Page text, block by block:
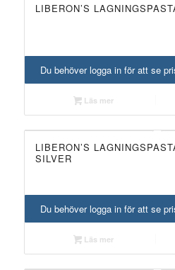
LIBERON’S
Du behöver logga in för att se
Läs mer
LIBERON’S
SILVER
Du behöver logga in för att se
Läs mer